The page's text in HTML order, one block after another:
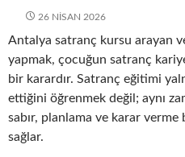
26 NISAN 2026
Antalya satranç kursu arayan
yapmak, çocuğun satranç
bir karardır. Satranç eğitimi
ettiğini öğrenmek değil; aynı
sabır, planlama ve karar
sağlar.